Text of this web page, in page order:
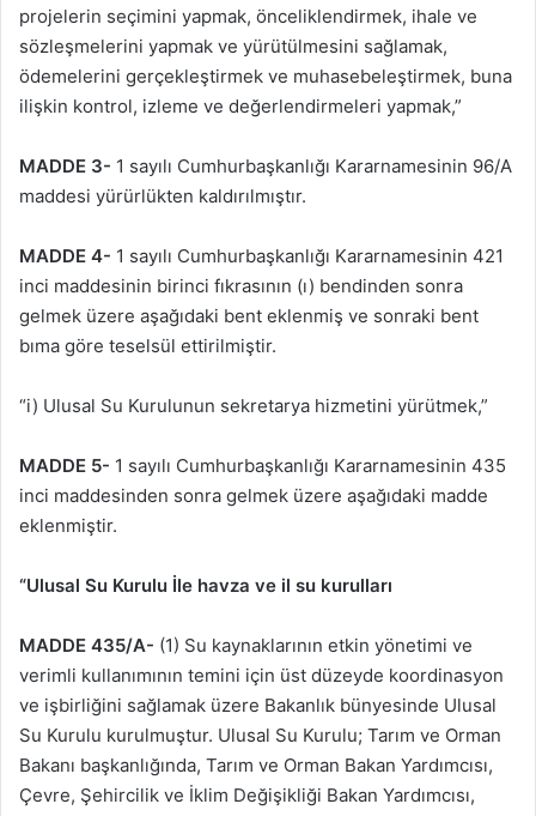
projelerin seçimini yapmak, önceliklendirmek, ihale ve
sözleşmelerini yapmak ve yürütülmesini sağlamak,
ödemelerini gerçekleştirmek ve muhasebeleştirmek, buna
ilişkin kontrol, izleme ve değerlendirmeleri yapmak,”
MADDE 3- 1 sayılı Cumhurbaşkanlığı Kararnamesinin 96/A
maddesi yürürlükten kaldırılmıştır.
MADDE 4- 1 sayılı Cumhurbaşkanlığı Kararnamesinin 421
inci maddesinin birinci fıkrasının (ı) bendinden sonra
gelmek üzere aşağıdaki bent eklenmiş ve sonraki bent
bıma göre teselsül ettirilmiştir.
“i) Ulusal Su Kurulunun sekretarya hizmetini yürütmek,”
MADDE 5- 1 sayılı Cumhurbaşkanlığı Kararnamesinin 435
inci maddesinden sonra gelmek üzere aşağıdaki madde
eklenmiştir.
“Ulusal Su Kurulu İle havza ve il su kurulları
MADDE 435/A- (1) Su kaynaklarının etkin yönetimi ve
verimli kullanımının temini için üst düzeyde koordinasyon
ve işbirliğini sağlamak üzere Bakanlık bünyesinde Ulusal
Su Kurulu kurulmuştur. Ulusal Su Kurulu; Tarım ve Orman
Bakanı başkanlığında, Tarım ve Orman Bakan Yardımcısı,
Çevre, Şehircilik ve İklim Değişikliği Bakan Yardımcısı,